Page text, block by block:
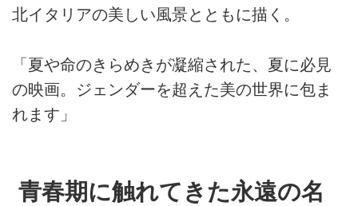
北イタリアの美しい風景とともに描く。
「夏や命のきらめきが凝縮された、夏に必見
の映画。ジェンダーを超えた美の世界に包ま
れます」
青春期に触れてきた永遠の名